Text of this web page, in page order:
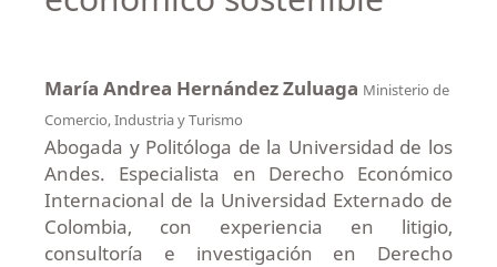
María Andrea Hernández Zuluaga Ministerio de
Comercio, Industria y Turismo
Abogada y Politóloga de la Universidad de los
Andes. Especialista en Derecho Económico
Internacional de la Universidad Externado de
Colombia, con experiencia en litigio,
consultoría e investigación en Derecho